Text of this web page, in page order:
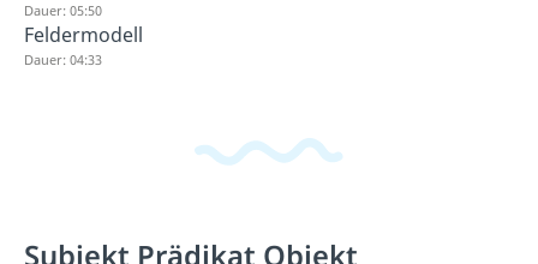
Dauer: 05:50
Feldermodell
Dauer: 04:33
Subjekt Prädikat Objekt